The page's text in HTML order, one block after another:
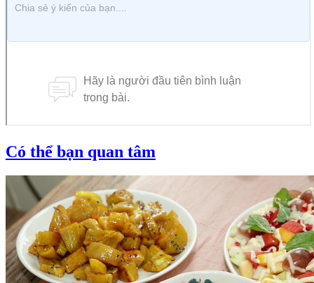
Có thể bạn quan tâm